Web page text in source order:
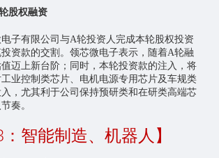
股权融资
子有限公司与A轮投资人完成本轮股权投资
资款的交割。领芯微电子表示，随着A轮融
迈上新台阶；同时，本轮投资款的注入，将
业控制类芯片、电机电源专用芯片及车规类
，尤其利于公司保持预研类和在研类高端芯
奏。
智能制造、机器人】